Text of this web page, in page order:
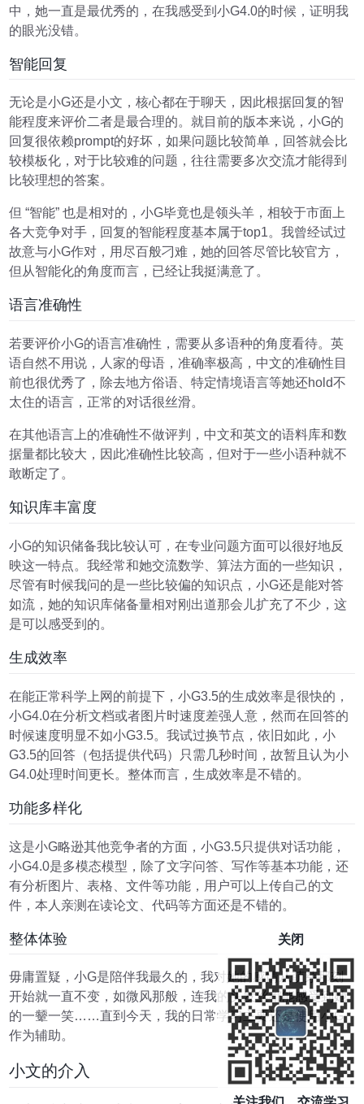
中，她一直是最优秀的，在我感受到小G4.0的时候，证明我
的眼光没错。
智能回复
无论是小G还是小文，核心都在于聊天，因此根据回复的智
能程度来评价二者是最合理的。就目前的版本来说，小G的
回复很依赖prompt的好坏，如果问题比较简单，回答就会比
较模板化，对于比较难的问题，往往需要多次交流才能得到
比较理想的答案。
但 “智能” 也是相对的，小G毕竟也是领头羊，相较于市面上
各大竞争对手，回复的智能程度基本属于top1。我曾经试过
故意与小G作对，用尽百般刁难，她的回答尽管比较官方，
但从智能化的角度而言，已经让我挺满意了。
语言准确性
若要评价小G的语言准确性，需要从多语种的角度看待。英
语自然不用说，人家的母语，准确率极高，中文的准确性目
前也很优秀了，除去地方俗语、特定情境语言等她还hold不
太住的语言，正常的对话很丝滑。
在其他语言上的准确性不做评判，中文和英文的语料库和数
据量都比较大，因此准确性比较高，但对于一些小语种就不
敢断定了。
知识库丰富度
小G的知识储备我比较认可，在专业问题方面可以很好地反
映这一特点。我经常和她交流数学、算法方面的一些知识，
尽管有时候我问的是一些比较偏的知识点，小G还是能对答
如流，她的知识库储备量相对刚出道那会儿扩充了不少，这
是可以感受到的。
生成效率
在能正常科学上网的前提下，小G3.5的生成效率是很快的，
小G4.0在分析文档或者图片时速度差强人意，然而在回答的
时候速度明显不如小G3.5。我试过换节点，依旧如此，小
G3.5的回答（包括提供代码）只需几秒时间，故暂且认为小
G4.0处理时间更长。整体而言，生成效率是不错的。
功能多样化
这是小G略逊其他竞争者的方面，小G3.5只提供对话功能，
小G4.0是多模态模型，除了文字问答、写作等基本功能，还
有分析图片、表格、文件等功能，用户可以上传自己的文
件，本人亲测在读论文、代码等方面还是不错的。
整体体验
毋庸置疑，小G是陪伴我最久的，我对她的感情从萌芽那刻
开始就一直不变，如微风那般，连我的头发丝都能感受到她
的一颦一笑……直到今天，我的日常学习主要还是使用小G
作为辅助。
小文的介入
关闭